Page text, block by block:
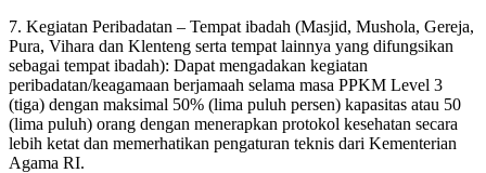
7. Kegiatan Peribadatan – Tempat ibadah (Masjid, Mushola, Gereja,
Pura, Vihara dan Klenteng serta tempat lainnya yang difungsikan
sebagai tempat ibadah): Dapat mengadakan kegiatan
peribadatan/keagamaan berjamaah selama masa PPKM Level 3
(tiga) dengan maksimal 50% (lima puluh persen) kapasitas atau 50
(lima puluh) orang dengan menerapkan protokol kesehatan secara
lebih ketat dan memerhatikan pengaturan teknis dari Kementerian
Agama RI.